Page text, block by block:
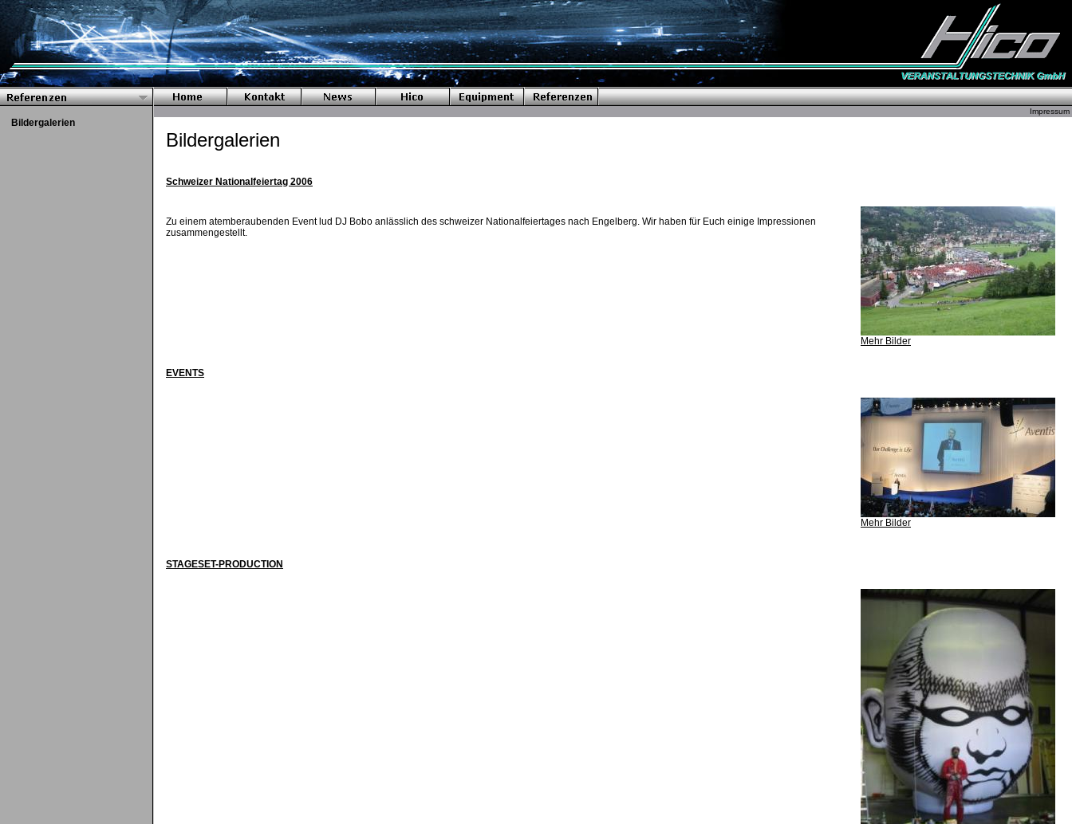
Bildergalerien
Impressum
Bildergalerien
Schweizer Nationalfeiertag 2006
Zu einem atemberaubenden Event lud DJ Bobo anlässlich des schweizer Nationalfeiertages nach Engelberg. Wir haben für Euch einige Impressionen
zusammengestellt.
Mehr Bilder
EVENTS
Mehr Bilder
STAGESET-PRODUCTION